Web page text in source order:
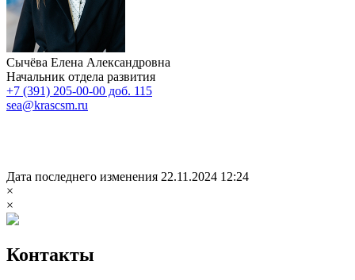
Сычёва Елена Александровна
Начальник отдела развития
+7 (391) 205-00-00 доб. 115
sea@krascsm.ru
Дата последнего изменения 22.11.2024 12:24
×
×
Контакты